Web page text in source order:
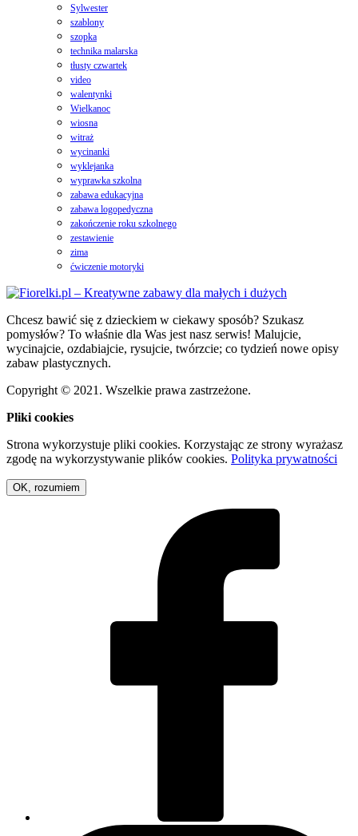
Sylwester
szablony
szopka
technika malarska
tłusty czwartek
video
walentynki
Wielkanoc
wiosna
witraż
wycinanki
wyklejanka
wyprawka szkolna
zabawa edukacyjna
zabawa logopedyczna
zakończenie roku szkolnego
zestawienie
zima
ćwiczenie motoryki
Chcesz bawić się z dzieckiem w ciekawy sposób? Szukasz
pomysłów? To właśnie dla Was jest nasz serwis! Malujcie,
wycinajcie, ozdabiajcie, rysujcie, twórzcie; co tydzień nowe opisy
zabaw plastycznych.
Copyright © 2021. Wszelkie prawa zastrzeżone.
Pliki cookies
Strona wykorzystuje pliki cookies. Korzystając ze strony wyrażasz
zgodę na wykorzystywanie plików cookies. Polityka prywatności
OK, rozumiem